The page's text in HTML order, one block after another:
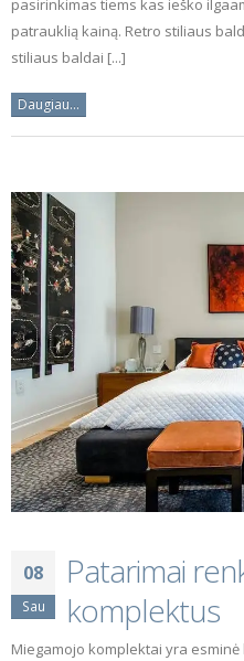
pasirinkimas tiems kas ieško
patrauklią kainą. Retro stiliaus
stiliaus baldai [...]
Daugiau...
08
Sau
Patarimai
komplektus
Miegamojo komplektai yra